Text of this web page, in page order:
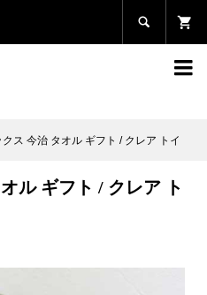


クス 今治 タオル ギフト / クレア トイ
ル ギフト / クレア ト